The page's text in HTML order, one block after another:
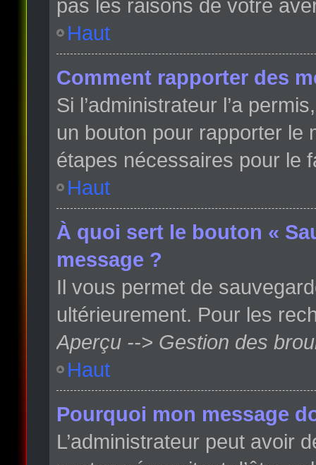
pas les raisons de votre
Haut
Comment rapporter des
Si l’administrateur l’a
un bouton pour rapporter le
étapes nécessaires pour le
Haut
À quoi sert le bouton «
message ?
Il vous permet de
ultérieurement. Pour les
Aperçu --> Gestion des
Haut
Pourquoi mon message
L’administrateur peut avoir